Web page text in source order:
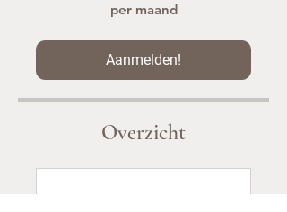
per maand
Aanmelden!
Overzicht